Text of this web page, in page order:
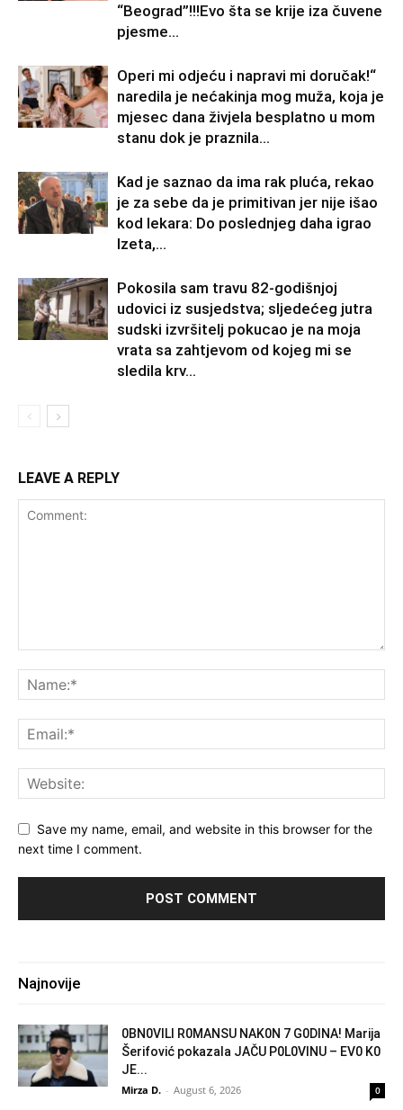
“Beograd”!!!Evo šta se krije iza čuvene
pjesme...
Operi mi odjeću i napravi mi doručak!“
naredila je nećakinja mog muža, koja je
mjesec dana živjela besplatno u mom
stanu dok je praznila...
Kad je saznao da ima rak pluća, rekao
je za sebe da je primitivan jer nije išao
kod lekara: Do poslednjeg daha igrao
Izeta,...
Pokosila sam travu 82-godišnjoj
udovici iz susjedstva; sljedećeg jutra
sudski izvršitelj pokucao je na moja
vrata sa zahtjevom od kojeg mi se
sledila krv...
LEAVE A REPLY
Save my name, email, and website in this browser for the
next time I comment.
Najnovije
0BN0VlLl R0MANSU NAK0N 7 G0DlNA! Marija
Šerifović pokazala JAČU P0L0VINU – EV0 K0
JE...
Mirza D. - August 6, 2026 0